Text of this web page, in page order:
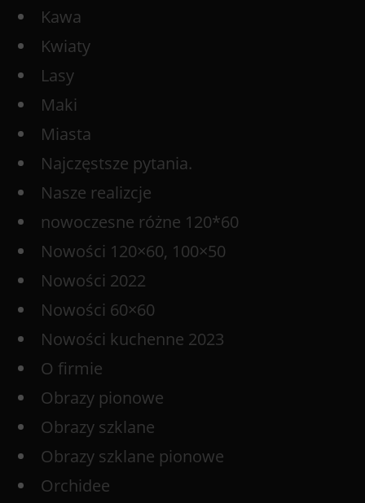
Kawa
Kwiaty
Lasy
Maki
Miasta
Najczęstsze pytania.
Nasze realizcje
nowoczesne różne 120*60
Nowości 120×60, 100×50
Nowości 2022
Nowości 60×60
Nowości kuchenne 2023
O firmie
Obrazy pionowe
Obrazy szklane
Obrazy szklane pionowe
Orchidee